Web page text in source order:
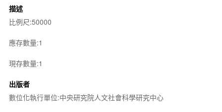
描述
比例尺:50000
應存數量:1
現存數量:1
出版者
數位化執行單位:中央研究院人文社會科學研究中心